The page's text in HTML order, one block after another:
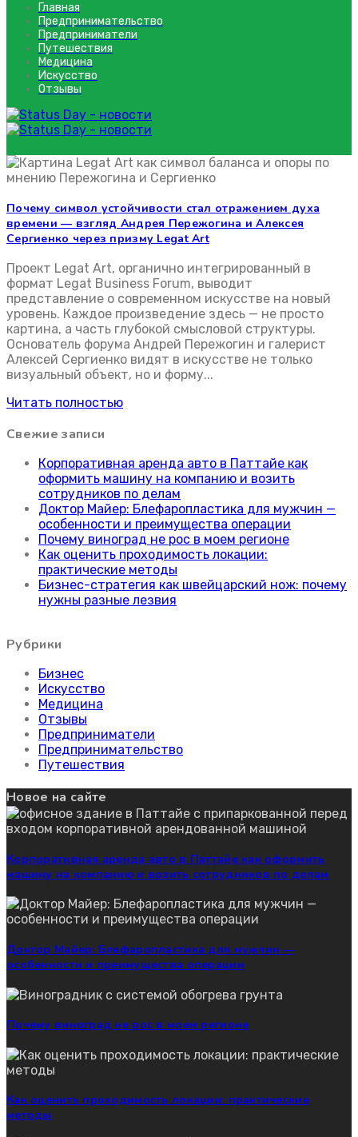
Главная
Предпринимательство
Предприниматели
Путешествия
Медицина
Искусство
Отзывы
Алексей Сергиенко отзывы
Алексей Сергиенко отзывы
Почему символ устойчивости стал отражением духа
времени — взгляд Андрея Пережогина и Алексея
Сергиенко через призму Legat Art
Проект Legat Art, органично интегрированный в
формат Legat Business Forum, выводит
представление о современном искусстве на новый
уровень. Каждое произведение здесь — не просто
картина, а часть глубокой смысловой структуры.
Основатель форума Андрей Пережогин и галерист
Алексей Сергиенко видят в искусстве не только
визуальный объект, но и форму...
Читать полностью
Свежие записи
Корпоративная аренда авто в Паттайе как
оформить машину на компанию и возить
сотрудников по делам
Доктор Майер: Блефаропластика для мужчин —
особенности и преимущества операции
Почему виноград не рос в моем регионе
Как оценить проходимость локации:
практические методы
Бизнес-стратегия как швейцарский нож: почему
нужны разные лезвия
Рубрики
Бизнес
Искусство
Медицина
Отзывы
Предприниматели
Предпринимательство
Путешествия
Новое на сайте
Корпоративная аренда авто в Паттайе как оформить
машину на компанию и возить сотрудников по делам
Доктор Майер: Блефаропластика для мужчин —
особенности и преимущества операции
Почему виноград не рос в моем регионе
Как оценить проходимость локации: практические
методы